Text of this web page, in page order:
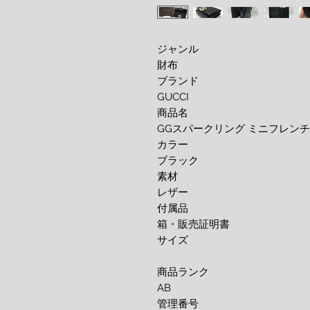
ジャンル
財布
ブランド
GUCCI
商品名
GGスパークリング ミニフレン
カラー
ブラック
素材
レザー
付属品
箱・販売証明書
サイズ
商品ランク
AB
管理番号